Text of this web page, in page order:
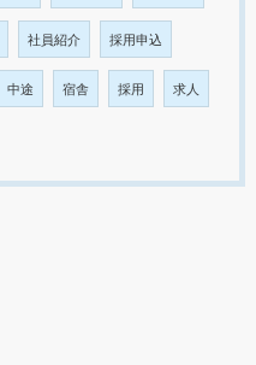
社員紹介 採用申込
中途 宿舎 採用 求人